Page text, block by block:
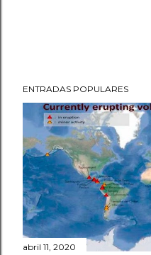
ENTRADAS POPULARES
abril 11, 2020